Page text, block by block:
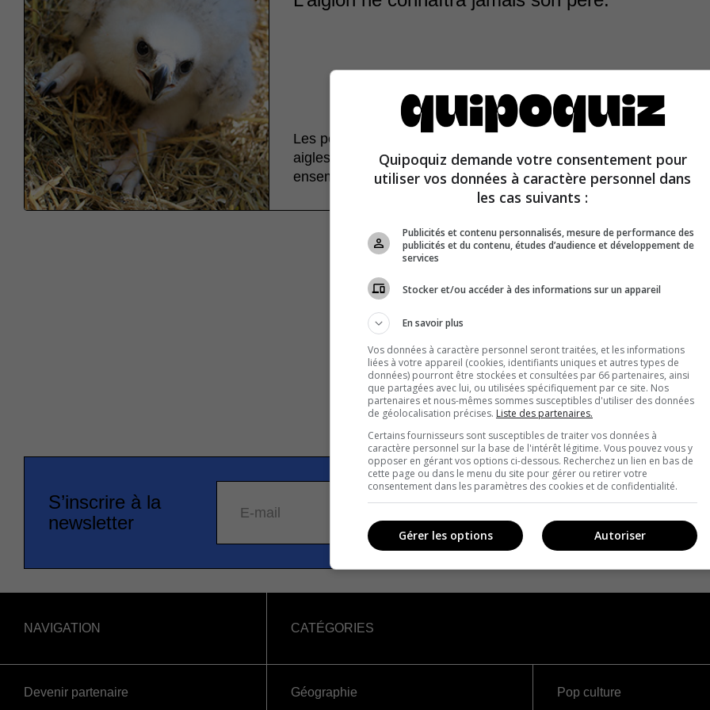
Les petits aigles sont élevés à la fois par leur père et leur mère.
aigles, le mâle et la femelle sont unis pour la vie et élèvent leurs
ensemble.
S’inscrire à la
newsletter
E-mail
NAVIGATION
Devenir partenaire
CATÉGORIES
Géographie
Pop culture
Quipoquiz demande votre consentement pour
utiliser vos données à caractère personnel dans
les cas suivants :
Publicités et contenu personnalisés, mesure de performance des
publicités et du contenu, études d’audience et développement de
services
Stocker et/ou accéder à des informations sur un appareil
En savoir plus
Vos données à caractère personnel seront traitées, et les informations
liées à votre appareil (cookies, identifiants uniques et autres types de
données) pourront être stockées et consultées par 66 partenaires, ainsi
que partagées avec lui, ou utilisées spécifiquement par ce site. Nos
partenaires et nous-mêmes sommes susceptibles d'utiliser des données
de géolocalisation précises. Liste des partenaires.
Certains fournisseurs sont susceptibles de traiter vos données à
caractère personnel sur la base de l'intérêt légitime. Vous pouvez vous y
opposer en gérant vos options ci-dessous. Recherchez un lien en bas de
cette page ou dans le menu du site pour gérer ou retirer votre
consentement dans les paramètres des cookies et de confidentialité.
Autoriser
Gérer les options